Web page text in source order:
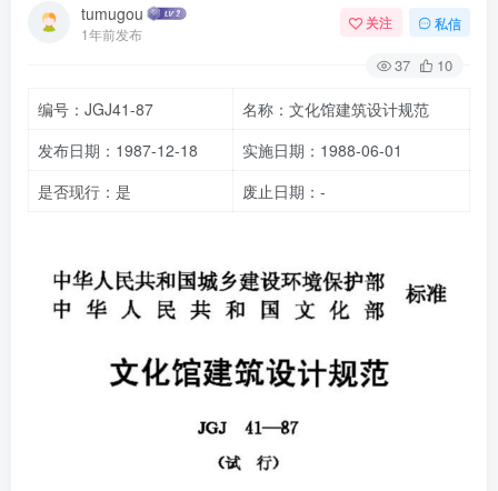
tumugou
1年前发布
关注 私信
37 10
编号：JGJ41-87
名称：文化馆建筑设计规范
发布日期：1987-12-18
实施日期：1988-06-01
是否现行：是
废止日期：-